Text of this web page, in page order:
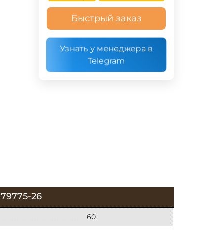
Быстрый заказ
Узнать у менеджера в
Telegram
26
60